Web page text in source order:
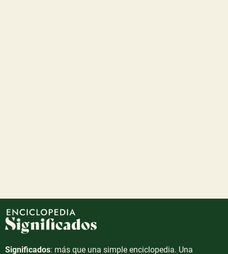
Significados: más que una simple enciclopedia. Una